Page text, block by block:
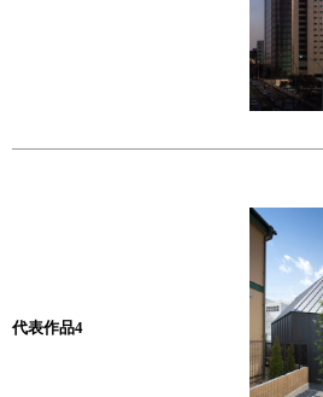
代表作品4